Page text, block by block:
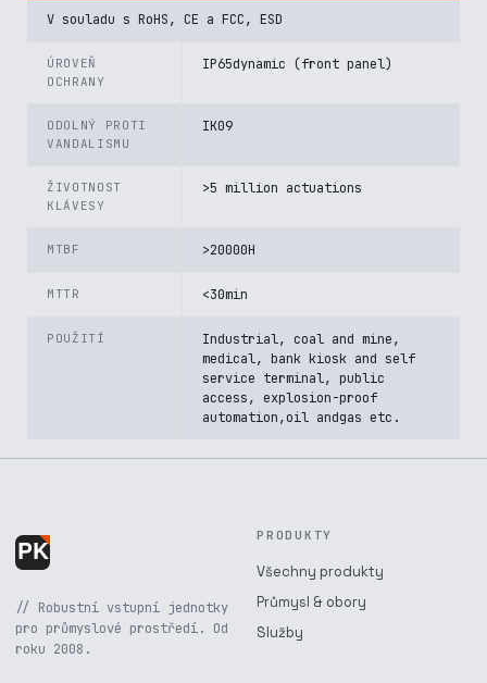
V souladu s RoHS, CE a FCC, ESD
ÚROVEŇ
OCHRANY
IP65dynamic (front panel)
ODOLNÝ PROTI
VANDALISMU
IK09
ŽIVOTNOST
KLÁVESY
>5 million actuations
MTBF >20000H
MTTR <30min
POUŽITÍ
Industrial, coal and mine,
medical, bank kiosk and self
service terminal, public
access, explosion-proof
automation,oil andgas etc.
// Robustní vstupní jednotky
pro průmyslové prostředí. Od
roku 2008.
PRODUKTY
Všechny produkty
Průmysl & obory
Služby